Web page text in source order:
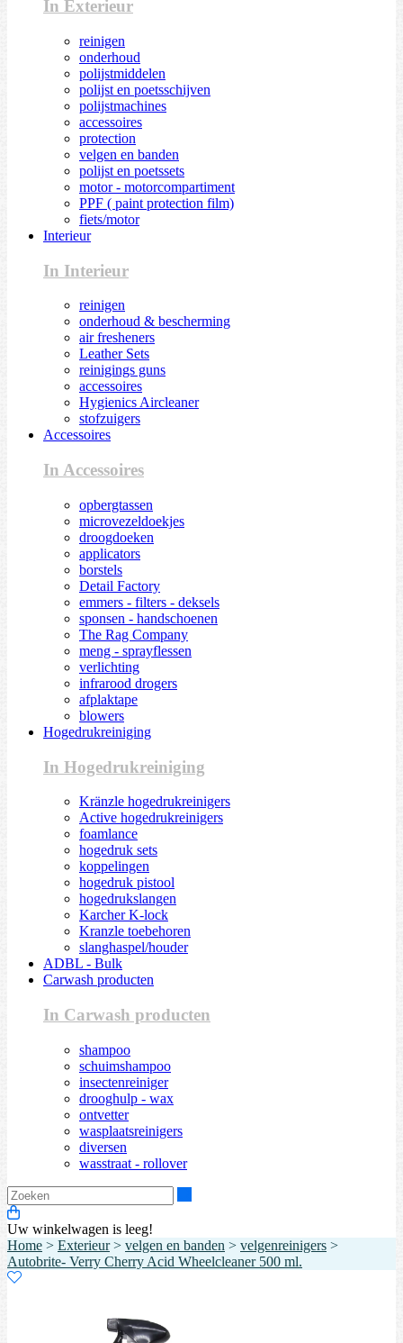
In Exterieur
reinigen
onderhoud
polijstmiddelen
polijst en poetsschijven
polijstmachines
accessoires
protection
velgen en banden
polijst en poetssets
motor - motorcompartiment
PPF ( paint protection film)
fiets/motor
Interieur
In Interieur
reinigen
onderhoud & bescherming
air fresheners
Leather Sets
reinigings guns
accessoires
Hygienics Aircleaner
stofzuigers
Accessoires
In Accessoires
opbergtassen
microvezeldoekjes
droogdoeken
applicators
borstels
Detail Factory
emmers - filters - deksels
sponsen - handschoenen
The Rag Company
meng - sprayflessen
verlichting
infrarood drogers
afplaktape
blowers
Hogedrukreiniging
In Hogedrukreiniging
Kränzle hogedrukreinigers
Active hogedrukreinigers
foamlance
hogedruk sets
koppelingen
hogedruk pistool
hogedrukslangen
Karcher K-lock
Kranzle toebehoren
slanghaspel/houder
ADBL - Bulk
Carwash producten
In Carwash producten
shampoo
schuimshampoo
insectenreiniger
drooghulp - wax
ontvetter
wasplaatsreinigers
diversen
wasstraat - rollover
Uw winkelwagen is leeg!
Home > Exterieur> velgen en banden > velgenreinigers >
Autobrite- Verry Cherry Acid Wheelcleaner 500 ml.